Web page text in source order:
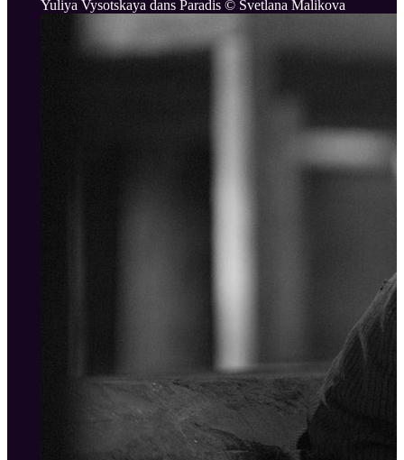
Yuliya Vysotskaya dans Paradis © Svetlana Malikova